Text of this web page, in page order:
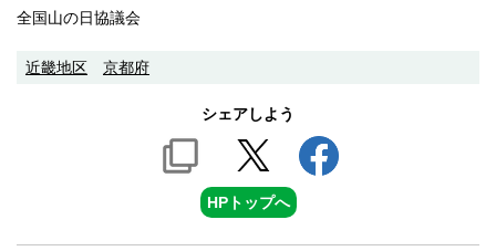
全国山の日協議会
近畿地区 京都府
シェアしよう
HPトップへ